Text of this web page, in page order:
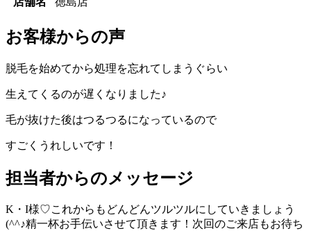
お客様からの声
脱毛を始めてから処理を忘れてしまうぐらい
生えてくるのが遅くなりました♪
毛が抜けた後はつるつるになっているので
すごくうれしいです！
担当者からのメッセージ
K・I様♡これからもどんどんツルツルにしていきましょう
(^^♪精一杯お手伝いさせて頂きます！次回のご来店もお待ち